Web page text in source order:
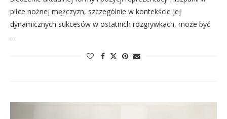
piłce nożnej mężczyzn, szczególnie w kontekście jej
dynamicznych sukcesów w ostatnich rozgrywkach, może być
…